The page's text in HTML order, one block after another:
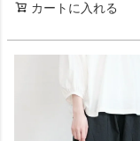
カートに入れる